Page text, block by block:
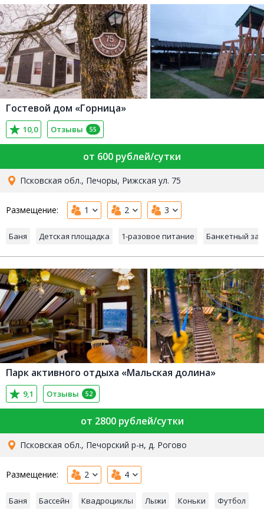
Гостевой дом «Горница»
10,0 Отзывы 55
от 600 рублей/сутки
Псковская обл., Печоры, Рижская ул. 75
Размещение: 1 2 3
Баня Детская площадка 1-разовое питание Банкетный зал
Парк активного отдыха «Мальская долина»
9,1 Отзывы 52
от 2800 рублей/сутки
Псковская обл., Печорский р-н, д. Рогово
Размещение: 2 4
Баня Бассейн Квадроциклы Лыжи Коньки Футбол